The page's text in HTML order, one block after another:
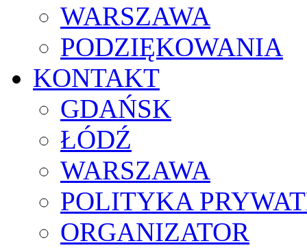
WARSZAWA
PODZIĘKOWANIA
KONTAKT
GDAŃSK
ŁÓDŹ
WARSZAWA
POLITYKA
ORGANIZATOR